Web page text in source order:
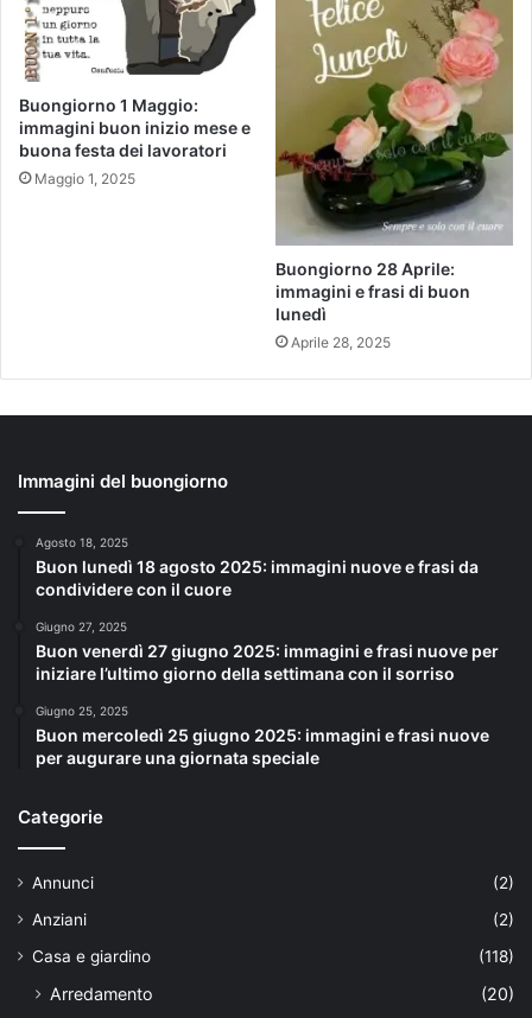
Buongiorno 1 Maggio:
immagini buon inizio mese e
buona festa dei lavoratori
Maggio 1, 2025
Buongiorno 28 Aprile:
immagini e frasi di buon
lunedì
Aprile 28, 2025
Immagini del buongiorno
Agosto 18, 2025
Buon lunedì 18 agosto 2025: immagini nuove e frasi da
condividere con il cuore
Giugno 27, 2025
Buon venerdì 27 giugno 2025: immagini e frasi nuove per
iniziare l’ultimo giorno della settimana con il sorriso
Giugno 25, 2025
Buon mercoledì 25 giugno 2025: immagini e frasi nuove
per augurare una giornata speciale
Categorie
Annunci
(2)
Anziani
(2)
Casa e giardino
(118)
Arredamento
(20)